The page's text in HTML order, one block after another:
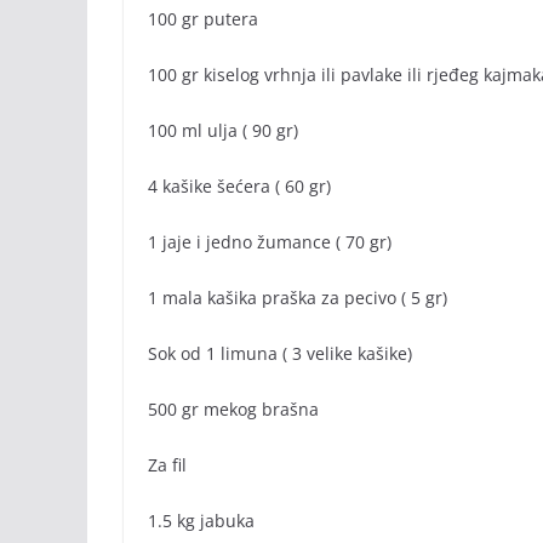
100 gr putera
100 gr kiselog vrhnja ili pavlake ili rjeđeg
100 ml ulja ( 90 gr)
4 kašike šećera ( 60 gr)
1 jaje i jedno žumance ( 70 gr)
1 mala kašika praška za pecivo ( 5 gr)
Sok od 1 limuna ( 3 velike kašike)
500 gr mekog brašna
Za fil
1.5 kg jabuka